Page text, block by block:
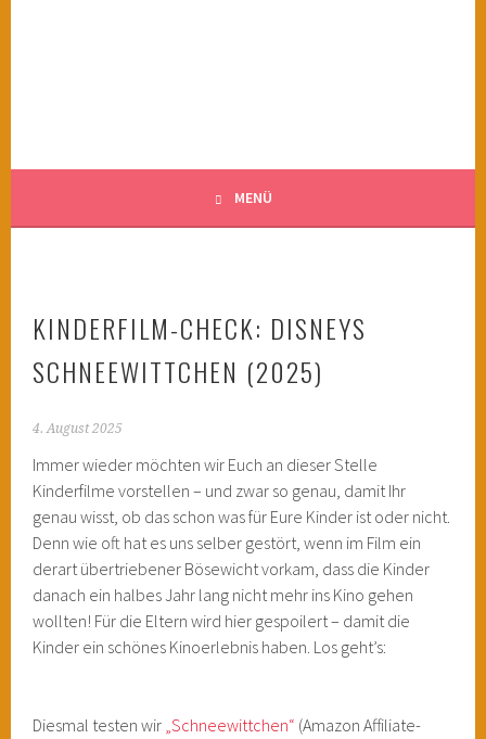
MENÜ
KINDERFILM-CHECK: DISNEYS
SCHNEEWITTCHEN (2025)
4. August 2025
Immer wieder möchten wir Euch an dieser Stelle
Kinderfilme vorstellen – und zwar so genau, damit Ihr
genau wisst, ob das schon was für Eure Kinder ist oder nicht.
Denn wie oft hat es uns selber gestört, wenn im Film ein
derart übertriebener Bösewicht vorkam, dass die Kinder
danach ein halbes Jahr lang nicht mehr ins Kino gehen
wollten! Für die Eltern wird hier gespoilert – damit die
Kinder ein schönes Kinoerlebnis haben. Los geht’s:
Diesmal testen wir „Schneewittchen“ (Amazon Affiliate-